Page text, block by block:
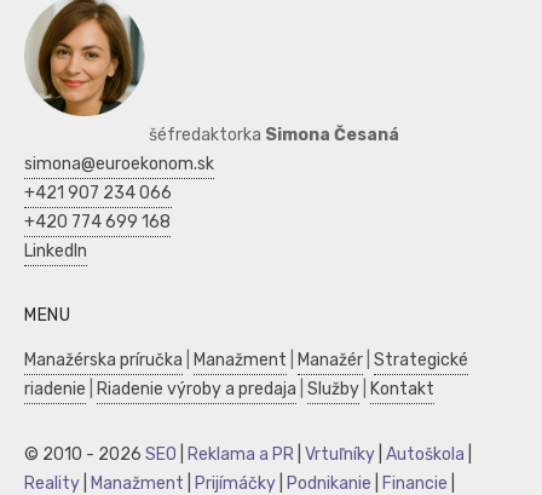
šéfredaktorka Simona Česaná
simona@euroekonom.sk
+421 907 234 066
+420 774 699 168
LinkedIn
MENU
Manažérska príručka Manažment Manažér Strategické
riadenie
Riadenie výroby a predaja Služby Kontakt
© 2010 - 2026 SEO Reklama a PR Vrtuľníky Autoškola
Reality
Manažment Prijímáčky Podnikanie Financie